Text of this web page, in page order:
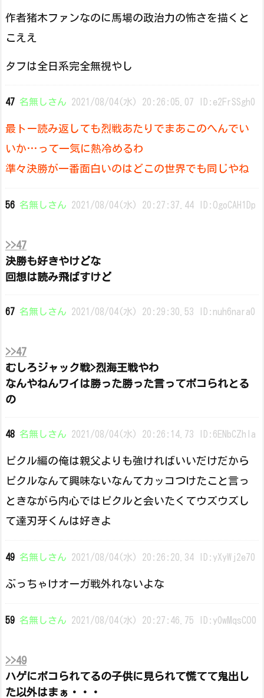
作者猪木ファンなのに馬場の政治力の怖さを描くと
こええ
タフは全日系完全無視やし
47 名無しさん 2021/08/04(水) 20:26:05.07 ID:e2FrSSgh0
最トー読み返しても烈戦あたりでまあこのへんでい
いか…って一気に熱冷めるわ
準々決勝が一番面白いのはどこの世界でも同じやね
56 名無しさん 2021/08/04(水) 20:27:37.44 ID:OgoCAH1Dp
>>47
決勝も好きやけどな
回想は読み飛ばすけど
67 名無しさん 2021/08/04(水) 20:29:30.53 ID:nuh6nara0
>>47
むしろジャック戦>烈海王戦やわ
なんやねんワイは勝った勝った言ってボコられとる
の
48 名無しさん 2021/08/04(水) 20:26:14.73 ID:6ENbCZhIa
ピクル編の俺は親父よりも強ければいいだけだから
ピクルなんて興味ないなんてカッコつけたこと言っ
ときながら内心ではピクルと会いたくてウズウズし
て達刃牙くんは好きよ
49 名無しさん 2021/08/04(水) 20:26:20.34 ID:yXyWj2e70
ぶっちゃけオーガ戦外れないよな
59 名無しさん 2021/08/04(水) 20:27:46.75 ID:y0wMqsCO0
>>49
ハゲにボコられてるの子供に見られて慌てて鬼出し
た以外はまぁ・・・